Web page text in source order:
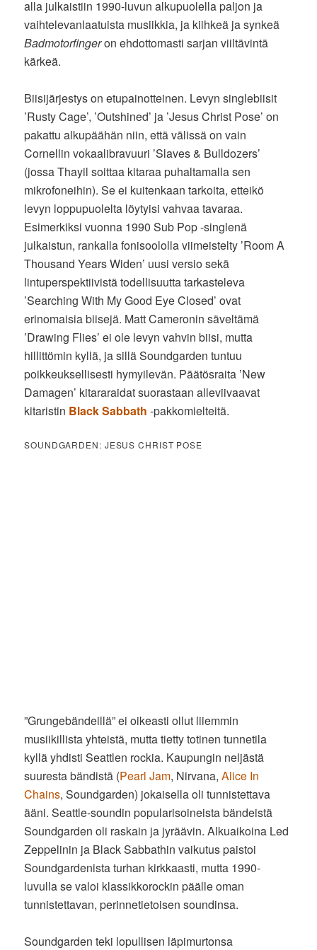
alla julkaistiin 1990-luvun alkupuolella paljon ja
vaihtelevanlaatuista musiikkia, ja kiihkeä ja synkeä
Badmotorfingeron ehdottomasti sarjan viiltävintä
kärkeä.
Biisijärjestys on etupainotteinen. Levyn singlebiisit
’Rusty Cage’, ’Outshined’ ja ’Jesus Christ Pose’ on
pakattu alkupäähän niin, että välissä on vain
Cornellin vokaalibravuuri ’Slaves & Bulldozers’
(jossa Thayil soittaa kitaraa puhaltamalla sen
mikrofoneihin). Se ei kuitenkaan tarkoita, etteikö
levyn loppupuolelta löytyisi vahvaa tavaraa.
Esimerkiksi vuonna 1990 Sub Pop -singlenä
julkaistun, rankalla fonisoololla viimeistelty ’Room A
Thousand Years Widen’ uusi versio sekä
lintuperspektiivistä todellisuutta tarkasteleva
’Searching With My Good Eye Closed’ ovat
erinomaisia biisejä. Matt Cameronin säveltämä
’Drawing Flies’ ei ole levyn vahvin biisi, mutta
hillittömin kyllä, ja sillä Soundgarden tuntuu
poikkeuksellisesti hymyilevän. Päätösraita ’New
Damagen’ kitararaidat suorastaan alleviivaavat
kitaristin Black Sabbath -pakkomielteitä.
SOUNDGARDEN: JESUS CHRIST POSE
”Grungebändeillä” ei oikeasti ollut liiemmin
musiikillista yhteistä, mutta tietty totinen tunnetila
kyllä yhdisti Seattlen rockia. Kaupungin neljästä
suuresta bändistä (Pearl Jam, Nirvana,Alice In
Chains, Soundgarden) jokaisella oli tunnistettava
ääni. Seattle-soundin popularisoineista bändeistä
Soundgarden oli raskain ja jyräävin. Alkuaikoina Led
Zeppelinin ja Black Sabbathin vaikutus paistoi
Soundgardenista turhan kirkkaasti, mutta 1990-
luvulla se valoi klassikkorockin päälle oman
tunnistettavan, perinnetietoisen soundinsa.
Soundgarden teki lopullisen läpimurtonsa